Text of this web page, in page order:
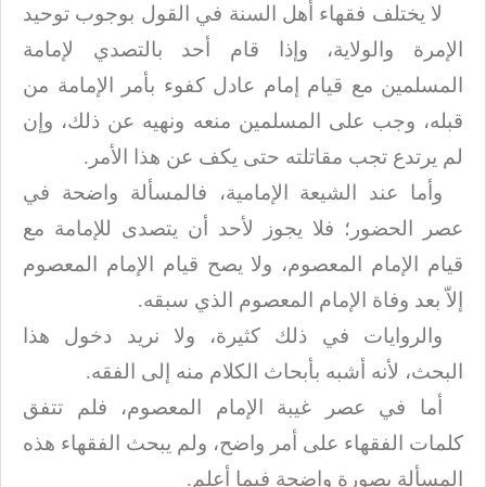
لا يختلف فقهاء أهل السنة في القول بوجوب توحيد
الإمرة والولاية، وإذا قام أحد
بالتصدي لإمامة
المسلمين مع قيام إمام عادل كفوء بأمر الإمامة من
قبله، وجب على المسلمين منعه ونهيه عن ذلك، وإن
لم يرتدع تجب مقاتلته حتى يكف عن هذا الأمر .
وأما عند الشيعة الإمامية، فالمسألة واضحة في
عصر الحضور؛ فلا يجوز لأحد أن يتصدى للإمامة مع
قيام الإمام المعصوم، ولا يصح قيام الإمام المعصوم
إلاّ بعد وفاة الإمام المعصوم الذي سبقه.
والروايات في ذلك كثيرة، ولا نريد دخول هذا
البحث، لأنه أشبه بأبحاث الكلام منه إلى الفقه.
أما في عصر غيبة الإمام المعصوم، فلم تتفق
كلمات الفقهاء على أمر واضح، ولم يبحث الفقهاء هذه
المسألة بصورة واضحة فيما أعلم.